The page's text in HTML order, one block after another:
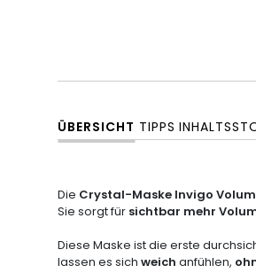
ÜBERSICHT TIPPS
Die Crystal-Maske Invigo
Sie sorgt für sichtbar mehr
Diese Maske ist die erste
lassen es sich weich anfühlen,